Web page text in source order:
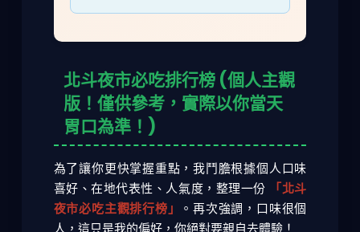
北斗夜市必吃排行榜 (個人主觀
版！僅供參考，實際以你當天
胃口為準！)
為了讓你更快掌握重點，我鬥膽根據個人口味
喜好、在地代表性、人氣度，整理一份
「北斗
夜市必吃主觀排行榜」
。再次強調，口味很個
人，這只是我的偏好，你絕對要親自去體驗！